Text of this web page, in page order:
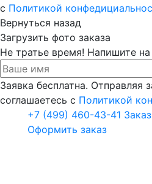
с Политикой
Вернуться назад
Загрузить фото заказа
Не тратье время! Напишите
Заявка бесплатна. Отправляя
соглашаетесь с Политикой
+7 (499) 460-43-41
Оформить заказ